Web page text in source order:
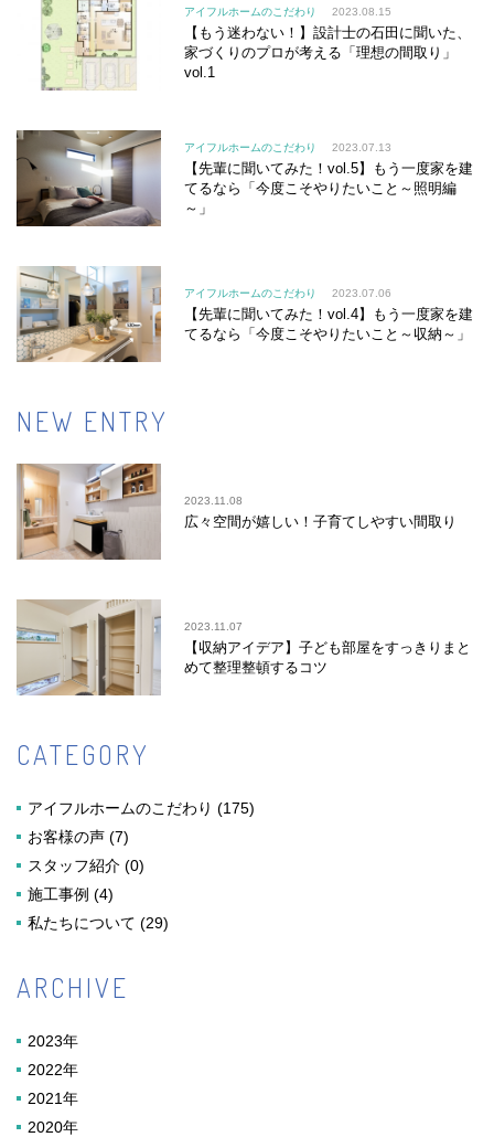
アイフルホームのこだわり 2023.08.15
【もう迷わない！】設計士の石田に聞いた、
家づくりのプロが考える「理想の間取り」
vol.1
アイフルホームのこだわり 2023.07.13
【先輩に聞いてみた！vol.5】もう一度家を建
てるなら「今度こそやりたいこと～照明編
～」
アイフルホームのこだわり 2023.07.06
【先輩に聞いてみた！vol.4】もう一度家を建
てるなら「今度こそやりたいこと～収納～」
NEW ENTRY
2023.11.08
広々空間が嬉しい！子育てしやすい間取り
2023.11.07
【収納アイデア】子ども部屋をすっきりまと
めて整理整頓するコツ
CATEGORY
アイフルホームのこだわり (175)
お客様の声 (7)
スタッフ紹介 (0)
施工事例 (4)
私たちについて (29)
ARCHIVE
2023年
2022年
2021年
2020年